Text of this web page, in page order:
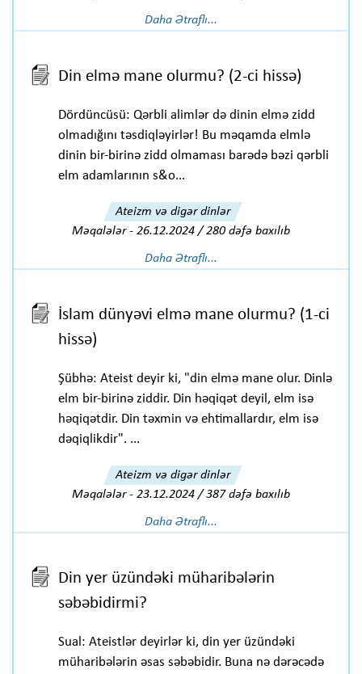
Daha Ətraflı...
Din elmə mane olurmu? (2-ci hissə)
Dördüncüsü: Qərbli alimlər də dinin elmə zidd
olmadığını təsdiqləyirlər! Bu məqamda elmlə
dinin bir-birinə zidd olmaması barədə bəzi qərbli
elm adamlarının s&o...
Ateizm və digər dinlər
Məqalələr- 26.12.2024 / 280 dəfə baxılıb
Daha Ətraflı...
İslam dünyəvi elmə mane olurmu? (1-ci
hissə)
Şübhə: Ateist deyir ki, "din elmə mane olur. Dinlə
elm bir-birinə ziddir. Din həqiqət deyil, elm isə
həqiqətdir. Din təxmin və ehtimallardır, elm isə
dəqiqlikdir". ...
Ateizm və digər dinlər
Məqalələr- 23.12.2024 / 387 dəfə baxılıb
Daha Ətraflı...
Din yer üzündəki müharibələrin
səbəbidirmi?
Sual: Ateistlər deyirlər ki, din yer üzündəki
müharibələrin əsas səbəbidir. Buna nə dərəcədə